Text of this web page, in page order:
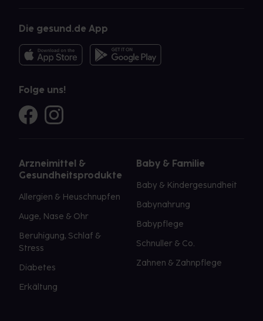
Die gesund.de App
Folge uns!
Arzneimittel &
Gesundheitsprodukte
Allergien & Heuschnupfen
Auge, Nase & Ohr
Beruhigung, Schlaf &
Stress
Diabetes
Erkältung
Baby & Familie
Baby & Kindergesundheit
Babynahrung
Babypflege
Schnuller & Co.
Zahnen & Zahnpflege